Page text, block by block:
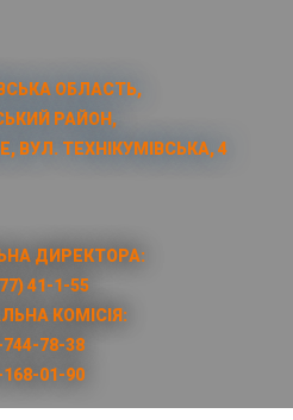
ОБЛАСТЬ,
РАЙОН,
ВУЛ. ТЕХНІКУМІВСЬКА, 4
ДИРЕКТОРА:
41-1-55
КОМІСІЯ:
744-78-38
168-01-90